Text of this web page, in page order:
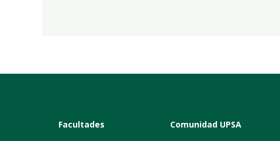
Facultades Comunidad UPSA